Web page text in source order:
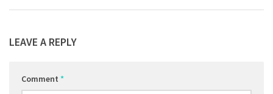
LEAVE A REPLY
Comment *